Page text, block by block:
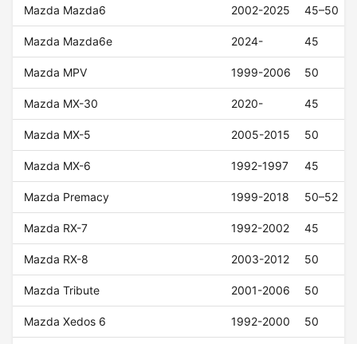
Mazda Mazda6 2002-2025 45–50
Mazda Mazda6e 2024- 45
Mazda MPV 1999-2006 50
Mazda MX-30 2020- 45
Mazda MX-5 2005-2015 50
Mazda MX-6 1992-1997 45
Mazda Premacy 1999-2018 50–52
Mazda RX-7 1992-2002 45
Mazda RX-8 2003-2012 50
Mazda Tribute 2001-2006 50
Mazda Xedos 6 1992-2000 50